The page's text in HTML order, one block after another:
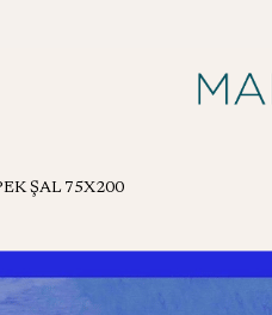
ŞAL 75X200